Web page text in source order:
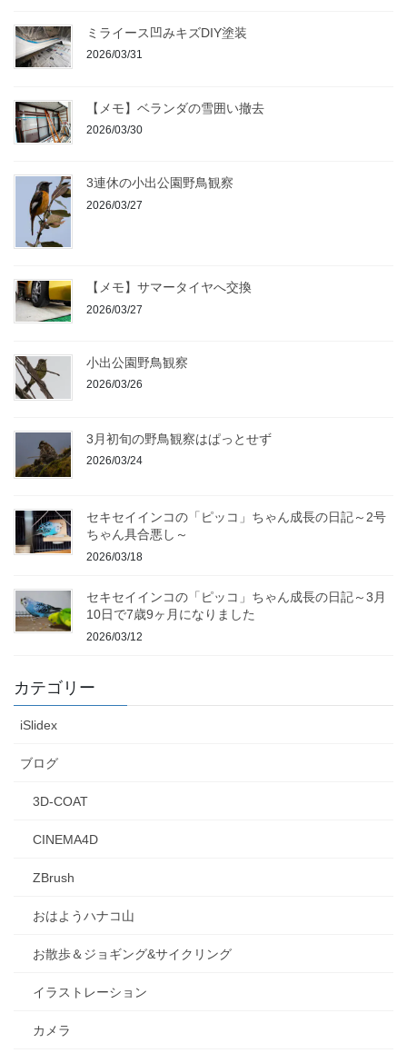
ミライース凹みキズDIY塗装
2026/03/31
【メモ】ベランダの雪囲い撤去
2026/03/30
3連休の小出公園野鳥観察
2026/03/27
【メモ】サマータイヤへ交換
2026/03/27
小出公園野鳥観察
2026/03/26
3月初旬の野鳥観察はぱっとせず
2026/03/24
セキセイインコの「ピッコ」ちゃん成長の日記～2号
ちゃん具合悪し～
2026/03/18
セキセイインコの「ピッコ」ちゃん成長の日記～3月
10日で7歳9ヶ月になりました
2026/03/12
カテゴリー
iSlidex
ブログ
3D-COAT
CINEMA4D
ZBrush
おはようハナコ山
お散歩＆ジョギング&サイクリング
イラストレーション
カメラ